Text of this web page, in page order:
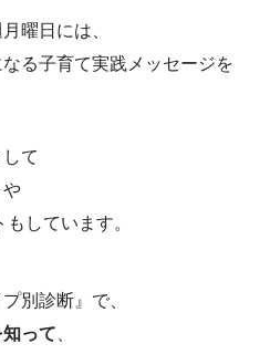
曜日には、
る子育て実践メッセージを
て
や
しています。
別診断』で、
って